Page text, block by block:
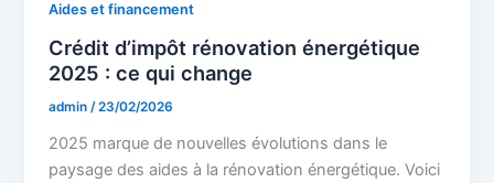
Aides et financement
Crédit d’impôt rénovation énergétique
2025 : ce qui change
admin/23/02/2026
2025 marque de nouvelles évolutions dans le
paysage des aides à la rénovation énergétique. Voici